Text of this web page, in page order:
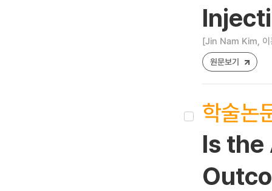
[Jin Nam Kim, 이
원문보기
학술논
Is the